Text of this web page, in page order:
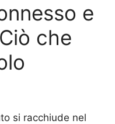
e
che
si racchiude nel